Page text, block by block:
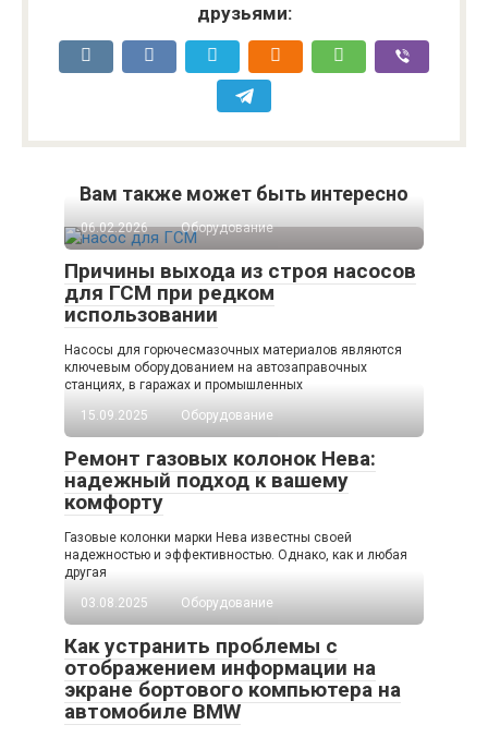
друзьями:
Вам также может быть интересно
06.02.2026 Оборудование
Причины выхода из строя насосов
для ГСМ при редком
использовании
Насосы для горючесмазочных материалов являются
ключевым оборудованием на автозаправочных
станциях, в гаражах и промышленных
15.09.2025
Оборудование
Ремонт газовых колонок Нева:
надежный подход к вашему
комфорту
Газовые колонки марки Нева известны своей
надежностью и эффективностью. Однако, как и любая
другая
03.08.2025
Оборудование
Как устранить проблемы с
отображением информации на
экране бортового компьютера на
автомобиле BMW